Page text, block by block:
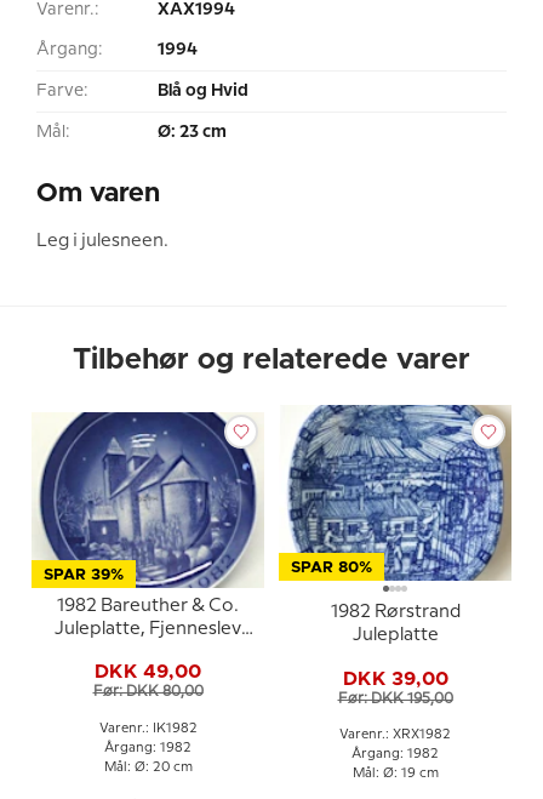
Varenr.: XAX1994
Årgang: 1994
Farve: Blå og Hvid
Mål: Ø: 23 cm
Om varen
Leg i julesneen.
Tilbehør og relaterede varer
SPAR 39%
1982 Bareuther & Co.
Juleplatte, Fjenneslev
DKK 49,00
Før: DKK 80,00
Varenr.: IK1982
Årgang: 1982
Mål: Ø: 20 cm
SPAR 80%
1982 Rørstrand
Juleplatte
DKK 39,00
Før: DKK 195,00
Varenr.: XRX1982
Årgang: 1982
Mål: Ø: 19 cm